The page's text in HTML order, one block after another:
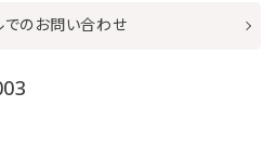
でのお問い合わせ